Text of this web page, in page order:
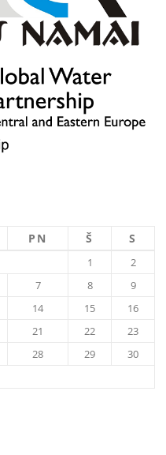
PN Š S
1
2
7 8
9
14 15
16
21 22
23
28 29
30